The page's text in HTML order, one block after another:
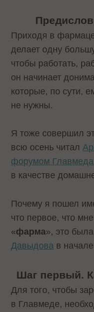
Приходя в
делает одну
чтобы работать,
он начинает
которые, по сути,
не нужны.
Я тоже совершил
всю осень читал
форумом Главмеда
в качестве
Почему я пошел
что первое, что
«фарма», это
Давыдова в
Шаг первый.
Для того, чтобы
в Главмеде,